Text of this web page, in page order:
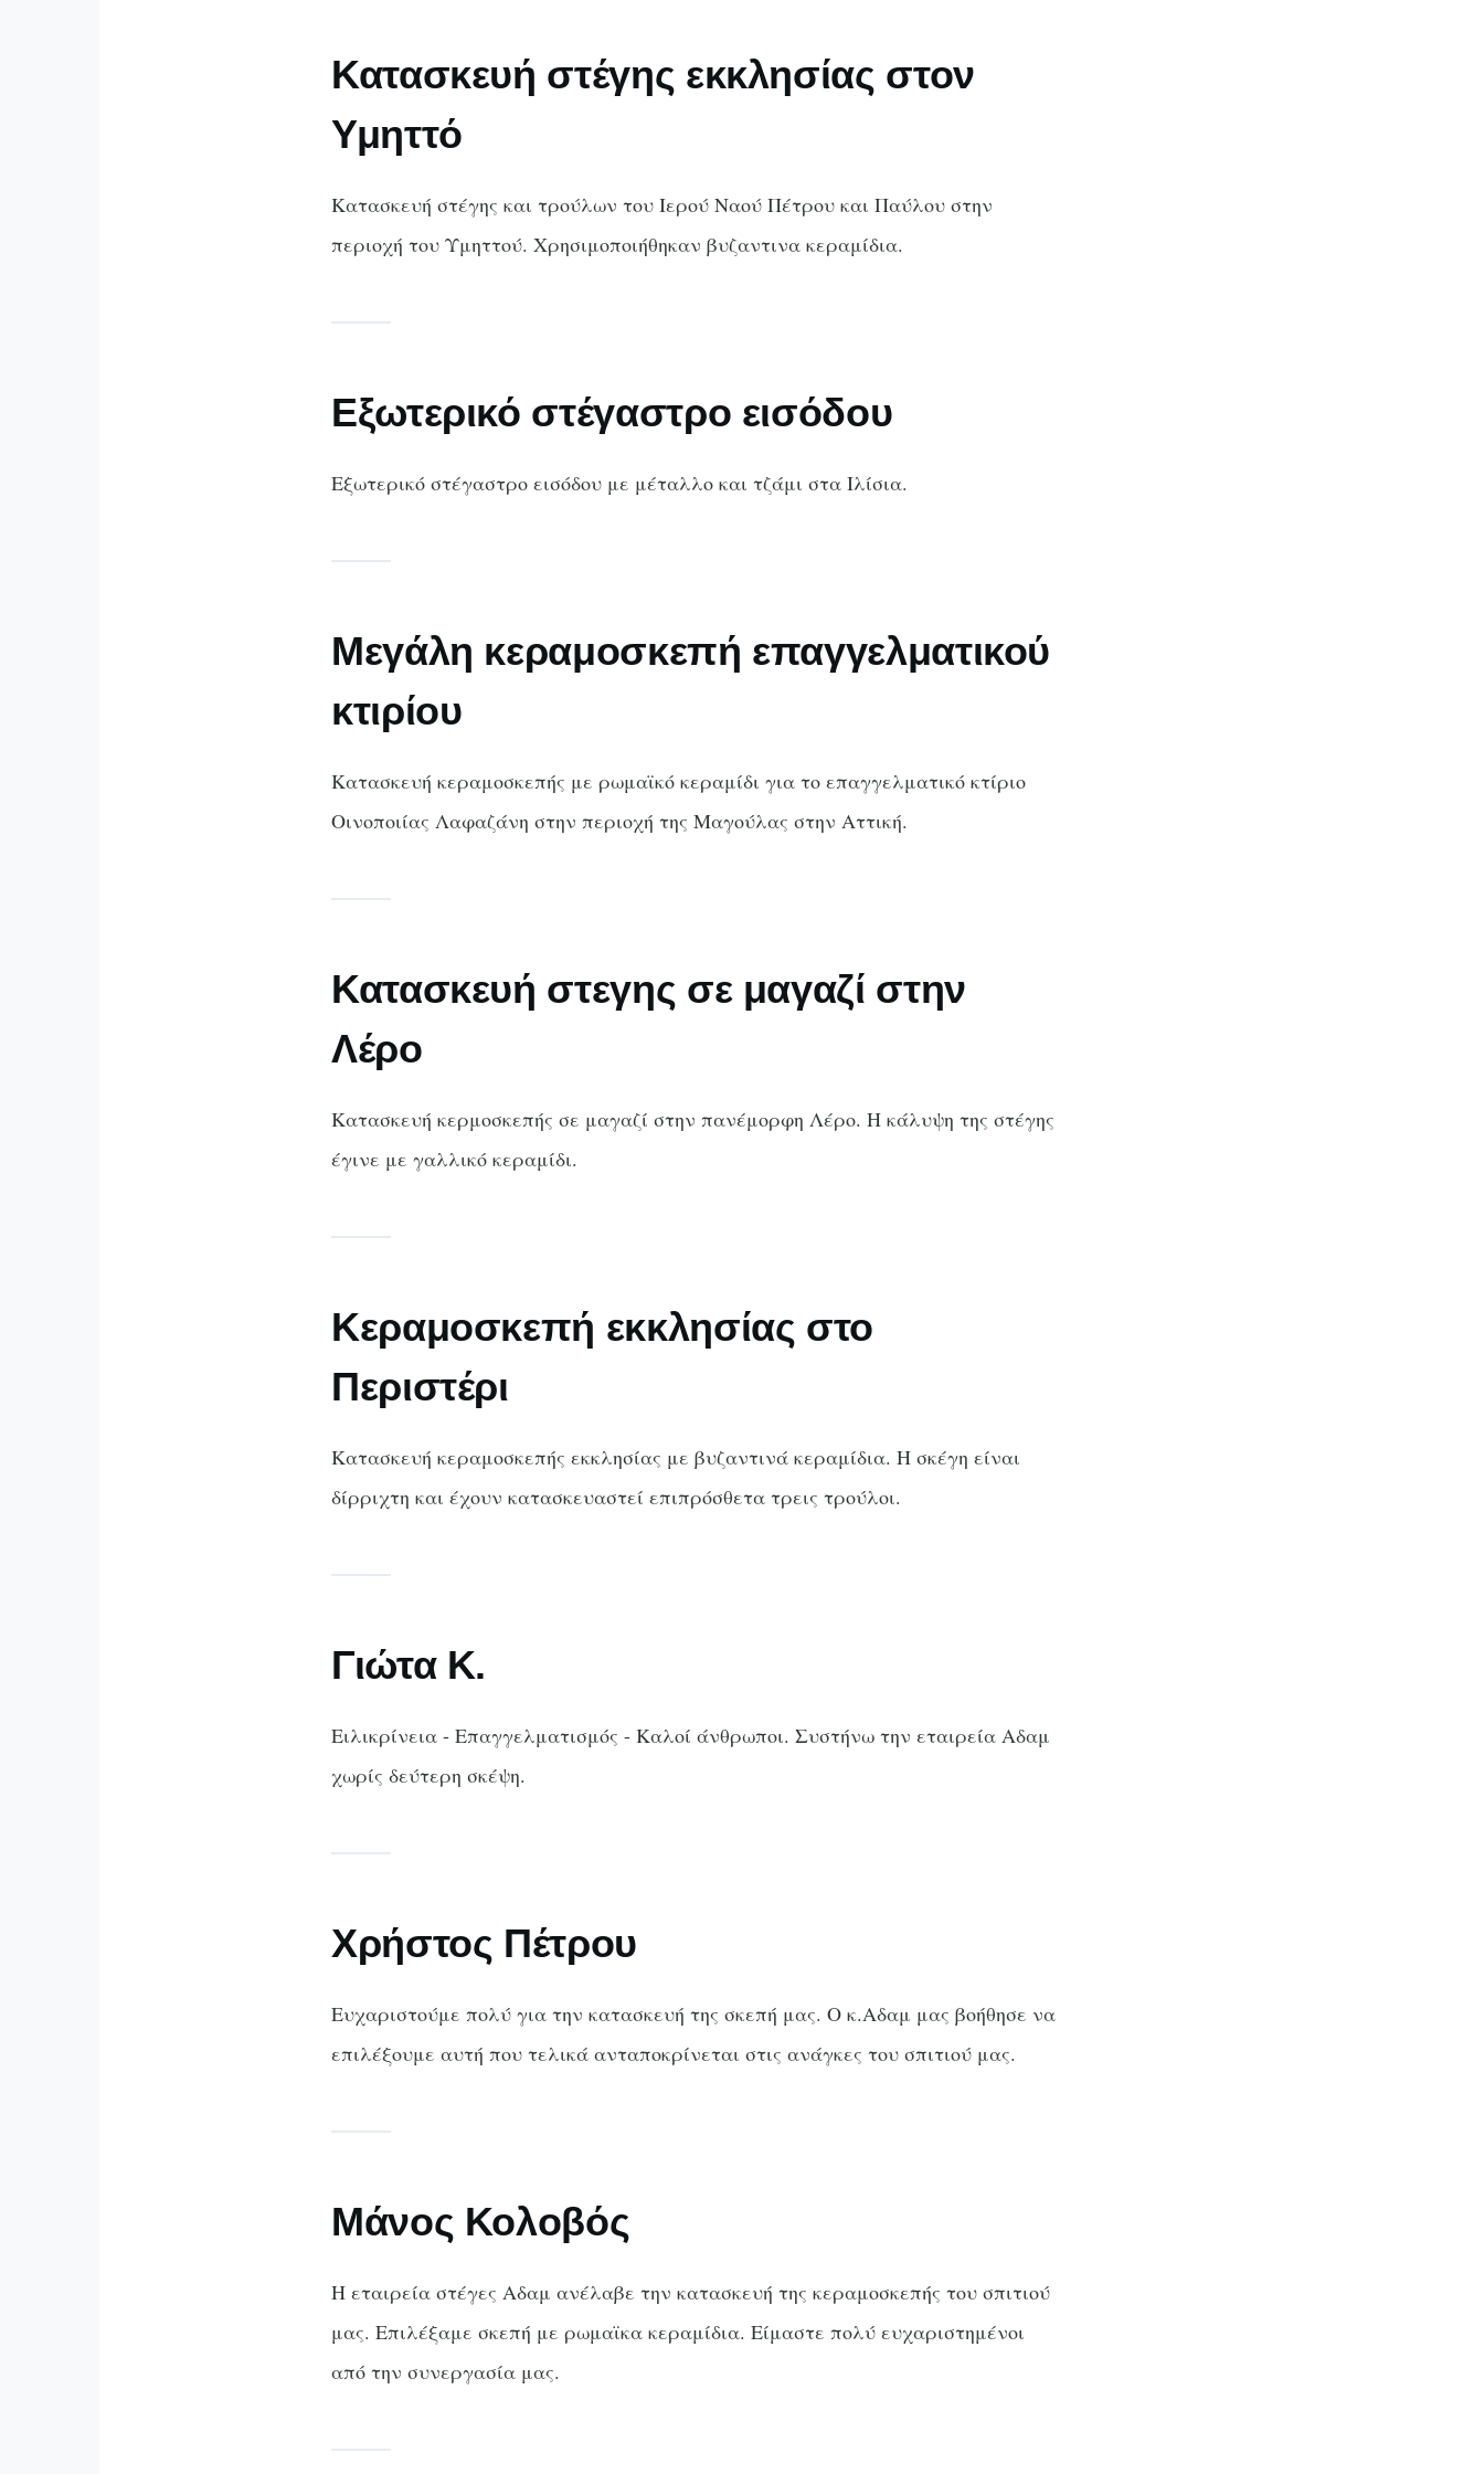
Κατασκευή στέγης εκκλησίας στον
Υμηττό
Κατασκευή στέγης και τρούλων του Ιερού Ναού Πέτρου και Παύλου στην
περιοχή του Υμηττού. Χρησιμοποιήθηκαν βυζαντινα κεραμίδια.
Εξωτερικό στέγαστρο εισόδου
Εξωτερικό στέγαστρο εισόδου με μέταλλο και τζάμι στα Ιλίσια.
Μεγάλη κεραμοσκεπή επαγγελματικού
κτιρίου
Κατασκευή κεραμοσκεπής με ρωμαϊκό κεραμίδι για το επαγγελματικό κτίριο
Οινοποιίας Λαφαζάνη στην περιοχή της Μαγούλας στην Αττική.
Κατασκευή στεγης σε μαγαζί στην
Λέρο
Κατασκευή κερμοσκεπής σε μαγαζί στην πανέμορφη Λέρο. Η κάλυψη της στέγης
έγινε με γαλλικό κεραμίδι.
Κεραμοσκεπή εκκλησίας στο
Περιστέρι
Κατασκευή κεραμοσκεπής εκκλησίας με βυζαντινά κεραμίδια. Η σκέγη είναι
δίρριχτη και έχουν κατασκευαστεί επιπρόσθετα τρεις τρούλοι.
Γιώτα Κ.
Ειλικρίνεια - Επαγγελματισμός - Καλοί άνθρωποι. Συστήνω την εταιρεία Αδαμ
χωρίς δεύτερη σκέψη.
Χρήστος Πέτρου
Ευχαριστούμε πολύ για την κατασκευή της σκεπή μας. Ο κ.Αδαμ μας βοήθησε να
επιλέξουμε αυτή που τελικά ανταποκρίνεται στις ανάγκες του σπιτιού μας.
Μάνος Κολοβός
Η εταιρεία στέγες Αδαμ ανέλαβε την κατασκευή της κεραμοσκεπής του σπιτιού
μας. Επιλέξαμε σκεπή με ρωμαϊκα κεραμίδια. Είμαστε πολύ ευχαριστημένοι
από την συνεργασία μας.